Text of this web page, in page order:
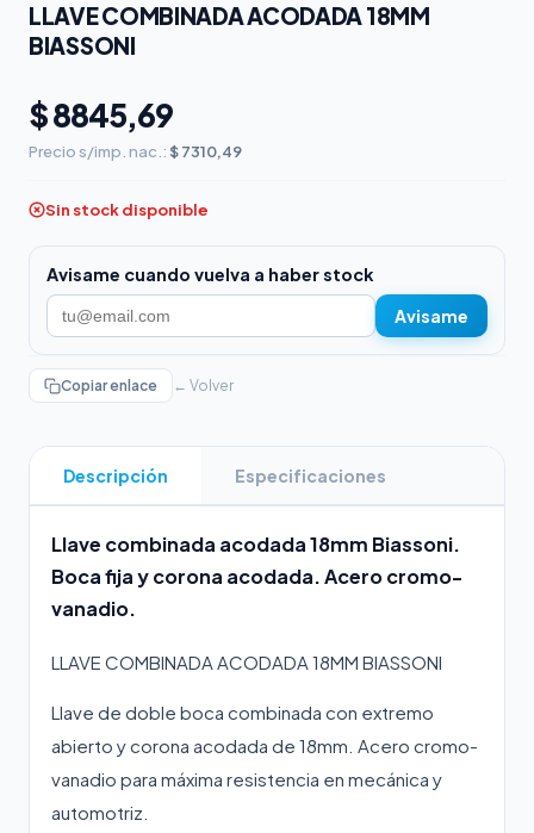
LLAVE COMBINADA ACODADA 18MM
BIASSONI
$ 8845,69
Precio s/imp. nac.: $ 7310,49
Sin stock disponible
Avisame cuando vuelva a haber stock
Avisame
Copiar enlace ← Volver
Descripción Especificaciones
Llave combinada acodada 18mm Biassoni.
Boca fija y corona acodada. Acero cromo-
vanadio.
LLAVE COMBINADA ACODADA 18MM BIASSONI
Llave de doble boca combinada con extremo
abierto y corona acodada de 18mm. Acero cromo-
vanadio para máxima resistencia en mecánica y
automotriz.